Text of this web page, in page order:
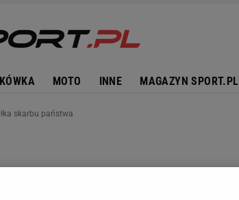
MOTO INNE MAGAZYN SPORT.PL
skarbu państwa